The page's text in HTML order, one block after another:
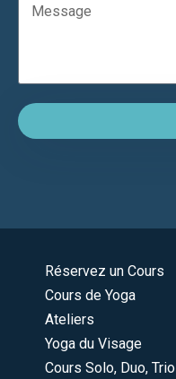
Réservez un Cours
Cours de Yoga
Ateliers
Yoga du Visage
Cours Solo, Duo, Trio